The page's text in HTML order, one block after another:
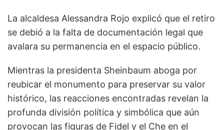
La alcaldesa Alessandra Rojo explicó que el retiro
se debió a la falta de documentación legal que
avalara su permanencia en el espacio público.
Mientras la presidenta Sheinbaum aboga por
reubicar el monumento para preservar su valor
histórico, las reacciones encontradas revelan la
profunda división política y simbólica que aún
provocan las figuras de Fidel y el Che en el